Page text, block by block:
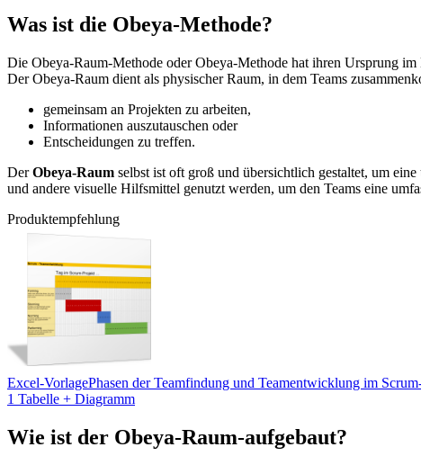
Was ist die Obeya-Methode?
Die Obeya-Raum-Methode oder Obeya-Methode hat ihren Ursprung
Der Obeya-Raum dient als physischer Raum, in dem Teams
gemeinsam an Projekten zu arbeiten,
Informationen auszutauschen oder
Entscheidungen zu treffen.
DerObeya-Raum selbst ist oft groß und übersichtlich gestaltet, um
und andere visuelle Hilfsmittel genutzt werden, um den Teams eine
Produktempfehlung
Excel-VorlagePhasen der Teamfindung und Teamentwicklung im
1 Tabelle + Diagramm
Wie ist der Obeya-Raum-aufgebaut?